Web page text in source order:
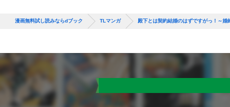
漫画無料試し読みならdブック TLマンガ 殿下とは契約結婚のはずですがっ！～婚